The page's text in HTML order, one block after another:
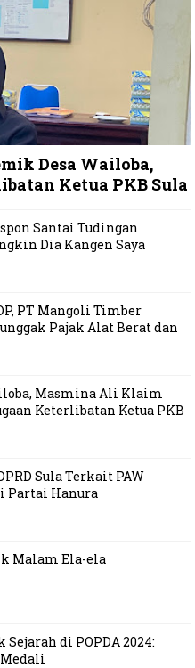
Desa Wailoba,
Ketua PKB Sula
Santai Tudingan
Dia Kangen Saya
PT Mangoli Timber
Pajak Alat Berat dan
Masmina Ali Klaim
Keterlibatan Ketua PKB
Sula Terkait PAW
Partai Hanura
Malam Ela-ela
Sejarah di POPDA 2024:
Medali